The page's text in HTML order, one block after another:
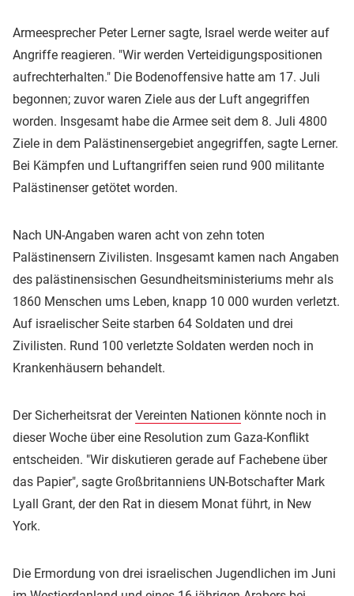
Armeesprecher Peter Lerner sagte, Israel werde weiter auf
Angriffe reagieren. "Wir werden Verteidigungspositionen
aufrechterhalten." Die Bodenoffensive hatte am 17. Juli
begonnen; zuvor waren Ziele aus der Luft angegriffen
worden. Insgesamt habe die Armee seit dem 8. Juli 4800
Ziele in dem Palästinensergebiet angegriffen, sagte Lerner.
Bei Kämpfen und Luftangriffen seien rund 900 militante
Palästinenser getötet worden.
Nach UN-Angaben waren acht von zehn toten
Palästinensern Zivilisten. Insgesamt kamen nach Angaben
des palästinensischen Gesundheitsministeriums mehr als
1860 Menschen ums Leben, knapp 10 000 wurden verletzt.
Auf israelischer Seite starben 64 Soldaten und drei
Zivilisten. Rund 100 verletzte Soldaten werden noch in
Krankenhäusern behandelt.
Der Sicherheitsrat derVereinten Nationen könnte noch in
dieser Woche über eine Resolution zum Gaza-Konflikt
entscheiden. "Wir diskutieren gerade auf Fachebene über
das Papier", sagte Großbritanniens UN-Botschafter Mark
Lyall Grant, der den Rat in diesem Monat führt, in New
York.
Die Ermordung von drei israelischen Jugendlichen im Juni